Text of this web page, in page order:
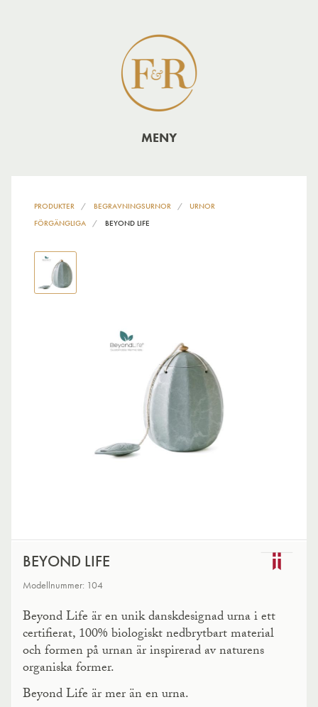
MENY
PRODUKTER BEGRAVNINGSURNOR
URNOR
FÖRGÄNGLIGA
BEYOND LIFE
BEYOND LIFE
Modellnummer: 104
Beyond Life är en unik danskdesignad urna i ett
certifierat, 100% biologiskt nedbrytbart material
och formen på urnan är inspirerad av naturens
organiska former.
Beyond Life är mer än en urna.